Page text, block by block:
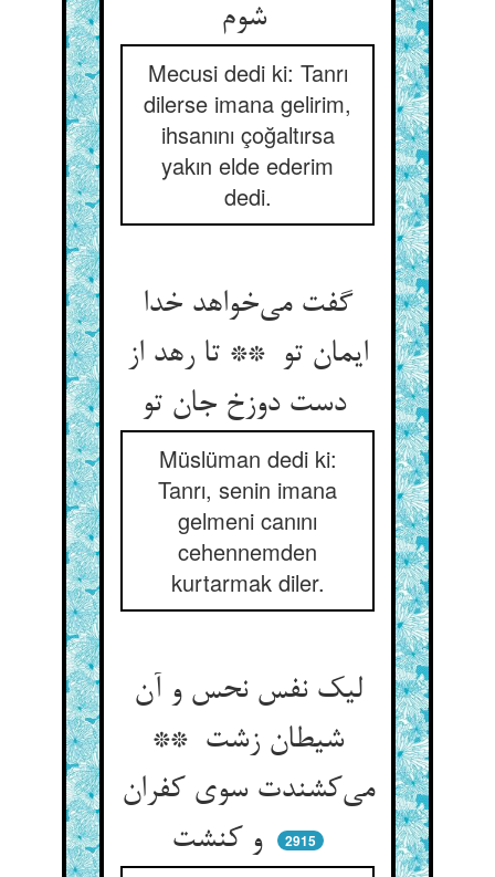
شوم
Mecusi dedi ki: Tanrı
dilerse imana gelirim,
ihsanını çoğaltırsa
yakın elde ederim
dedi.
گفت می‌خواهد خدا
ایمان تو ** تا رهد از
دست دوزخ جان تو
Müslüman dedi ki:
Tanrı, senin imana
gelmeni canını
cehennemden
kurtarmak diler.
لیک نفس نحس و آن
شیطان زشت **
می‌کشندت سوی کفران
و کنشت
2915